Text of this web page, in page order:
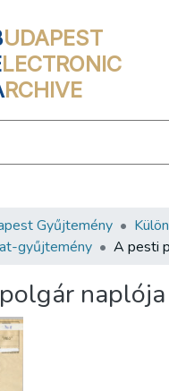
UDAPEST
LECTRONIC
RCHIVE
& Collections
Gyűjtemény
gyűjtemény
A pesti
naplója